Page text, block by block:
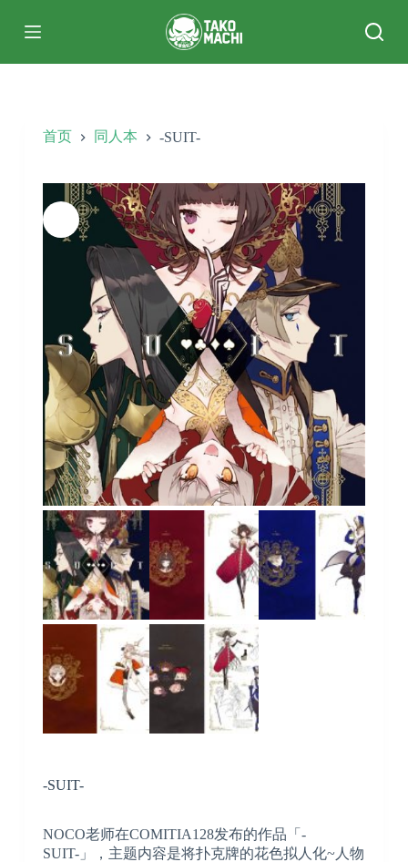
过
首页 同人本 -SUIT-
-SUIT-
NOCO老师在COMITIA128发布的作品「-
SUIT-」，主题内容是将扑克牌的花色拟人化~人物